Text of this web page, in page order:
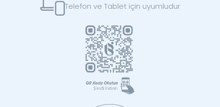
Telefon ve Tablet için uyumludur